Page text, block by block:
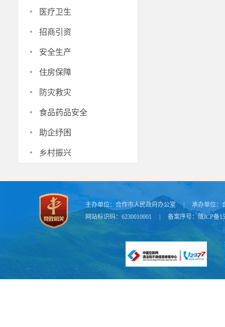
· 医疗卫生
· 招商引资
· 安全生产
· 住房保障
· 防灾救灾
· 食品药品安全
· 助企纾困
· 乡村振兴
主办单位： 合作市人民政府办公室 承办单位：
网站标识码：6230010001
备案序号：陇ICP备